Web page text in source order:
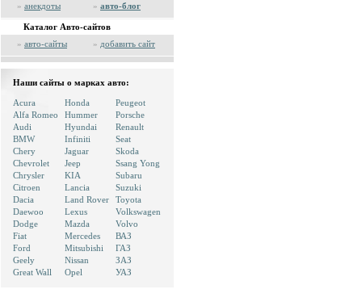
» анекдоты » авто-блог
Каталог Авто-сайтов
» авто-сайты » добавить сайт
Наши сайты о марках авто:
Acura
Alfa Romeo
Audi
BMW
Chery
Chevrolet
Chrysler
Citroen
Dacia
Daewoo
Dodge
Fiat
Ford
Geely
Great Wall
Honda
Hummer
Hyundai
Infiniti
Jaguar
Jeep
KIA
Lancia
Land Rover
Lexus
Mazda
Mercedes
Mitsubishi
Nissan
Opel
Peugeot
Porsche
Renault
Seat
Skoda
Ssang Yong
Subaru
Suzuki
Toyota
Volkswagen
Volvo
ВАЗ
ГАЗ
ЗАЗ
УАЗ